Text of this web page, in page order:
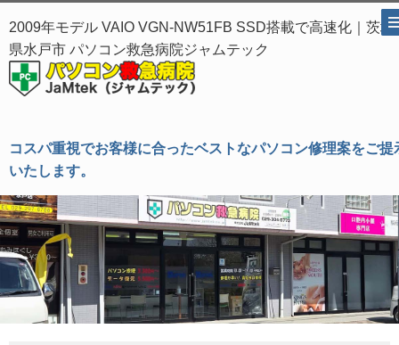
2009年モデル VAIO VGN-NW51FB SSD搭載で高速化｜茨城
県水戸市 パソコン救急病院ジャムテック
コスパ重視でお客様に合ったベストなパソコン修理案をご提
いたします。